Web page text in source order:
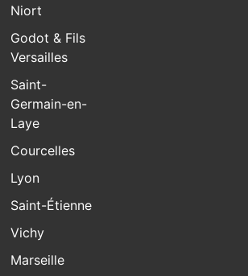
Niort
Godot & Fils
Versailles
Saint-
Germain-en-
Laye
Courcelles
Lyon
Saint-Étienne
Vichy
Marseille